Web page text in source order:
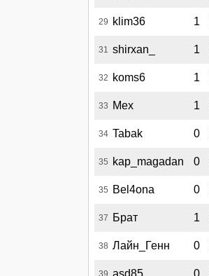
29 klim36 1
31 shirxan_ 1
32 koms6 1
33 Мех 1
34 Tabak 0
35 kap_magadan 0
35 Bel4ona 0
37 Брат 1
38 Лайн_Генн 0
39 asd85 0